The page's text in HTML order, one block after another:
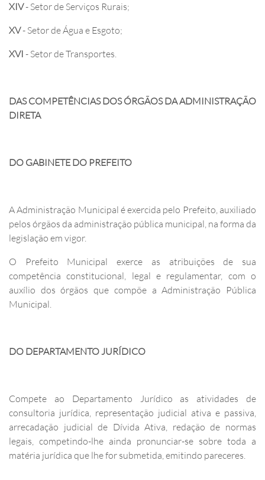
XIV- Setor de Serviços Rurais;
XV- Setor de Água e Esgoto;
XVI - Setor de Transportes.
DAS COMPETÊNCIAS DOS ÓRGÃOS DA ADMINISTRAÇÃO
DIRETA
DO GABINETE DO PREFEITO
A Administração Municipal é exercida pelo Prefeito, auxiliado
pelos órgãos da administração pública municipal, na forma da
legislação em vigor.
O Prefeito Municipal exerce as atribuições de sua
competência constitucional, legal e regulamentar, com o
auxílio dos órgãos que compõe a Administração Pública
Municipal.
DO DEPARTAMENTO JURÍDICO
Compete ao Departamento Jurídico as atividades de
consultoria jurídica, representação judicial ativa e passiva,
arrecadação judicial de Dívida Ativa, redação de normas
legais, competindo-lhe ainda pronunciar-se sobre toda a
matéria jurídica que lhe for submetida, emitindo pareceres.